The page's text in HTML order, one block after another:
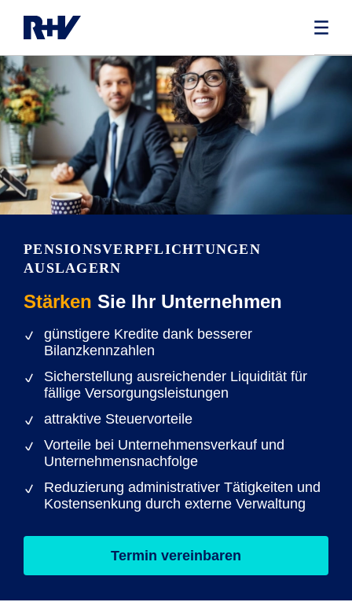
PENSIONS­VERPFLICHTUNGEN
AUSLAGERN
Stärken Sie Ihr Unternehmen
günstigere Kredite dank besserer
Bilanzkennzahlen
Sicherstellung ausreichender Liquidität für
fällige Versorgungsleistungen
attraktive Steuervorteile
Vorteile bei Unternehmensverkauf und
Unternehmensnachfolge
Reduzierung administrativer Tätigkeiten und
Kostensenkung durch externe Verwaltung
Termin vereinbaren